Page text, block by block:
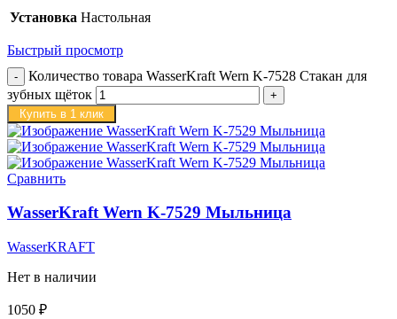
Установка Настольная
Быстрый просмотр
Количество товара WasserKraft Wern K-7528 Стакан для
зубных щёток
Купить в 1 клик
Сравнить
WasserKraft Wern K-7529 Мыльница
WasserKRAFT
Нет в наличии
1050 ₽